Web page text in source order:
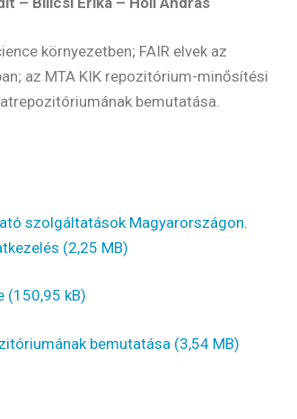
környezetben; FAIR elvek az
az MTA KIK repozitórium-minősítési
bemutatása.
szolgáltatások Magyarországon.
bemutatása